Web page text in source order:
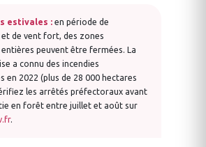
estivales : en période de
et de vent fort, des zones
peuvent être fermées. La
a connu des incendies
en 2022 (plus de 28 000 hectares
les arrêtés préfectoraux avant
en forêt entre juillet et août sur
.